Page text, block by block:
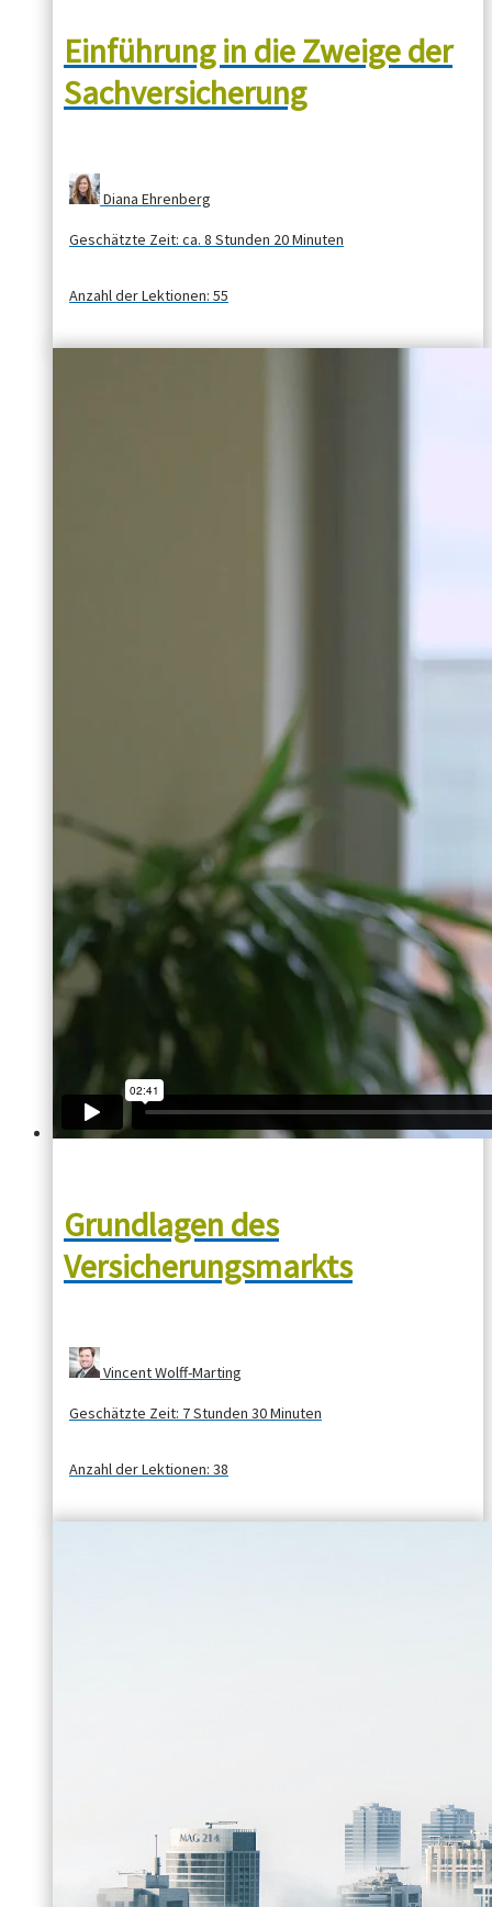
Einführung in die Zweige der
Sachversicherung
Diana Ehrenberg
Geschätzte Zeit: ca. 8 Stunden 20 Minuten
Anzahl der Lektionen: 55
Grundlagen des
Versicherungsmarkts
Vincent Wolff-Marting
Geschätzte Zeit: 7 Stunden 30 Minuten
Anzahl der Lektionen: 38